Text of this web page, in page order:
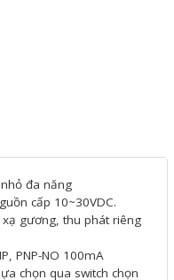
đa năng
cấp 10~30VDC.
gương, thu phát riêng
PNP-NO 100mA
chọn qua switch chọn